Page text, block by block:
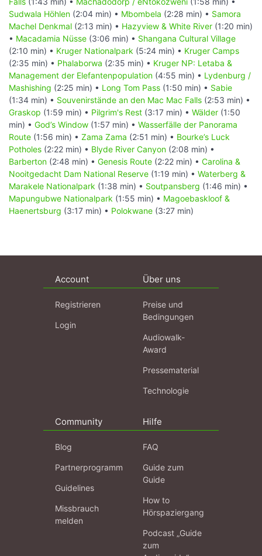
Sudwala Höhlen (2:04 min) • Mbombela (2:28 min) • Samora
Machel Denkmal (2:13 min) • Hazyview & White River (1:20 min)
• Macadamia Nüsse (3:06 min) • Shangana Cultural Village
(2:10 min) • Kruger Nationalpark (5:24 min) • Kruger Camps
(2:35 min) • Phalaborwa (2:35 min) • Kruger NP: Letaba &
Management der Elefantenpopulation (4:55 min) • Lydenburg /
Mashishing (2:25 min) • Long Tom Pass (1:50 min) • Sabie
(1:34 min) • Souvenirstände an den Mac Mac Falls (2:53 min) •
Graskop (1:59 min) • Pilgrim's Rest (3:17 min) • Wälder (1:50
min) • God’s Window (1:57 min) • Wasserfälle der Panorama
Route (1:56 min) • Zama Zama (2:51 min) • Bourke’s Luck
Potholes (2:22 min) • Blyde River Canyon (2:08 min) •
Barberton (2:48 min) • Genesis Route (2:22 min) • Carolina &
Nooitgedacht Dam National Reserve (1:19 min) • Waterberg &
Marakele Nationalpark (1:38 min) • Soutpansberg (1:46 min) •
Mapungubwe Nationalpark (1:55 min) • Magoebaskloof &
Haenertsburg (3:17 min) • Polokwane (3:27 min)
Account
Registrieren
Login
Über uns
Preise und
Bedingungen
Audiowalk-
Award
Pressematerial
Technologie
Community
Blog
Partnerprogramm
Guidelines
Missbrauch
melden
Hilfe
FAQ
Guide zum
Guide
How to
Hörspaziergang
Podcast „Guide
zum